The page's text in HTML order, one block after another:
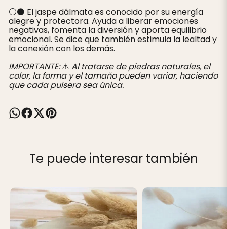
⚪⚫ El jaspe dálmata es conocido por su energía
alegre y protectora. Ayuda a liberar emociones
negativas, fomenta la diversión y aporta equilibrio
emocional. Se dice que también estimula la lealtad y
la conexión con los demás.
IMPORTANTE:⚠️ Al tratarse de piedras naturales, el
color, la forma y el tamaño pueden variar, haciendo
que cada pulsera sea única.
Te puede interesar también